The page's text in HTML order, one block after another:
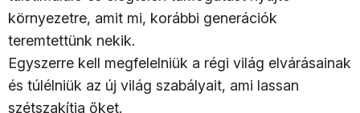
környezetre, amit mi, korábbi generációk
teremtettünk nekik.
Egyszerre kell megfelelniük a régi világ elvárásainak
és túlélniük az új világ szabályait, ami lassan
szétszakítja őket.